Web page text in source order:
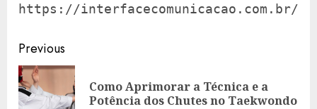
https://interfacecomunicacao.com.br/
Continue
Reading
Previous
Como Aprimorar a Técnica e a
Potência dos Chutes no Taekwondo